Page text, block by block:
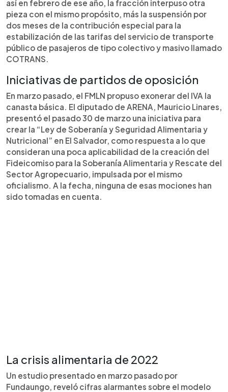
así en febrero de ese año, la fracción interpuso otra
pieza con el mismo propósito, más la suspensión por
dos meses de la contribución especial para la
estabilización de las tarifas del servicio de transporte
público de pasajeros de tipo colectivo y masivo llamado
COTRANS.
Iniciativas de partidos de oposición
En marzo pasado, el FMLN propuso exonerar del IVA la
canasta básica. El diputado de ARENA, Mauricio Linares,
presentó el pasado 30 de marzo una iniciativa para
crear la “Ley de Soberanía y Seguridad Alimentaria y
Nutricional” en El Salvador, como respuesta a lo que
consideran una poca aplicabilidad de la creación del
Fideicomiso para la Soberanía Alimentaria y Rescate del
Sector Agropecuario, impulsada por el mismo
oficialismo. A la fecha, ninguna de esas mociones han
sido tomadas en cuenta.
La crisis alimentaria de 2022
Un estudio presentado en marzo pasado por
Fundaungo, reveló cifras alarmantes sobre el modelo